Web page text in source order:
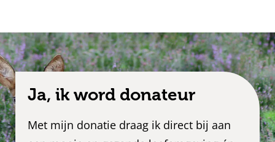
Ja, ik word donateur
Met mijn donatie draag ik direct bij aan